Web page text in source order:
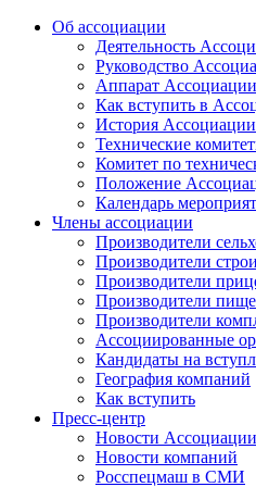
Об ассоциации
Деятельность
Руководство
Аппарат Ассоциации
Как вступить в
История Ассоциации
Технические
Комитет по
Положение
Календарь
Члены ассоциации
Производители
Производители
Производители
Производители
Производители
Ассоциированные
Кандидаты на
География компаний
Как вступить
Пресс-центр
Новости Ассоциации
Новости компаний
Росспецмаш в СМИ